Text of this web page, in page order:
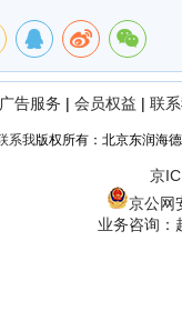
广告服务 | 会员权益 | 联
版权所有：北京东润海
京
京公网
业务咨询：